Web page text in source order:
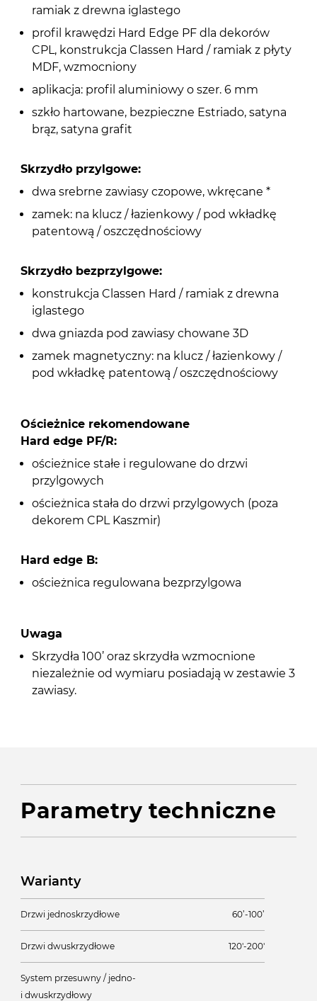
ramiak z drewna iglastego
profil krawędzi Hard Edge PF dla dekorów
CPL, konstrukcja Classen Hard / ramiak z płyty
MDF, wzmocniony
aplikacja: profil aluminiowy o szer. 6 mm
szkło hartowane, bezpieczne Estriado, satyna
brąz, satyna grafit
Skrzydło przylgowe:
dwa srebrne zawiasy czopowe, wkręcane *
zamek: na klucz / łazienkowy / pod wkładkę
patentową / oszczędnościowy
Skrzydło bezprzylgowe:
konstrukcja Classen Hard / ramiak z drewna
iglastego
dwa gniazda pod zawiasy chowane 3D
zamek magnetyczny: na klucz / łazienkowy /
pod wkładkę patentową / oszczędnościowy
Ościeżnice rekomendowane
Hard edge PF/R:
ościeżnice stałe i regulowane do drzwi
przylgowych
ościeżnica stała do drzwi przylgowych (poza
dekorem CPL Kaszmir)
Hard edge B:
ościeżnica regulowana bezprzylgowa
Uwaga
Skrzydła 100’ oraz skrzydła wzmocnione
niezależnie od wymiaru posiadają w zestawie 3
zawiasy.
Parametry techniczne
Warianty
Drzwi jednoskrzydłowe 60’-100’
Drzwi dwuskrzydłowe 120'-200'
System przesuwny / jedno-
i dwuskrzydłowy